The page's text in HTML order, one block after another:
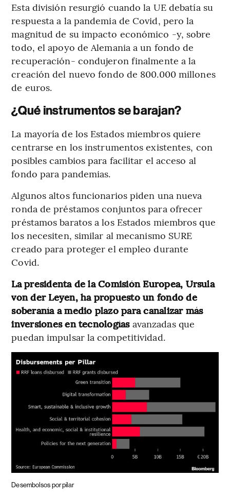
Esta división resurgió cuando la UE debatía su
respuesta a la pandemia de Covid, pero la
magnitud de su impacto económico -y, sobre
todo, el apoyo de Alemania a un fondo de
recuperación- condujeron finalmente a la
creación del nuevo fondo de 800.000 millones
de euros.
¿Qué instrumentos se barajan?
La mayoría de los Estados miembros quiere
centrarse en los instrumentos existentes, con
posibles cambios para facilitar el acceso al
fondo para pandemias.
Algunos altos funcionarios piden una nueva
ronda de préstamos conjuntos para ofrecer
préstamos baratos a los Estados miembros que
los necesiten, similar al mecanismo SURE
creado para proteger el empleo durante
Covid.
La presidenta de la Comisión Europea, Ursula
von der Leyen, ha propuesto un fondo de
soberanía a medio plazo para canalizar más
inversiones en tecnologíasavanzadas que
puedan impulsar la competitividad.
Desembolsos por pilar